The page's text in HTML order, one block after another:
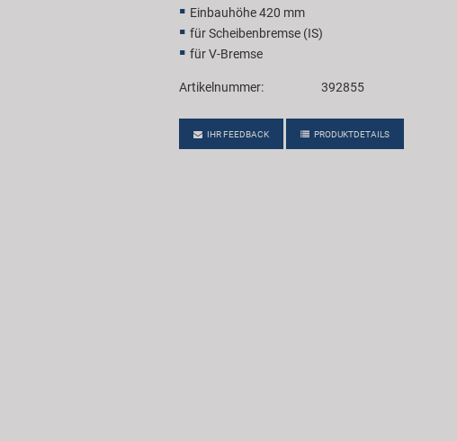
Einbauhöhe 420 mm
für Scheibenbremse (IS)
für V-Bremse
Artikelnummer: 392855
IHR FEEDBACK PRODUKTDETAILS